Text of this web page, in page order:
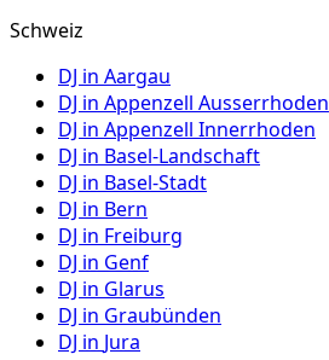
Schweiz
DJ in Aargau
DJ in Appenzell Ausserrhoden
DJ in Appenzell Innerrhoden
DJ in Basel-Landschaft
DJ in Basel-Stadt
DJ in Bern
DJ in Freiburg
DJ in Genf
DJ in Glarus
DJ in Graubünden
DJ in Jura